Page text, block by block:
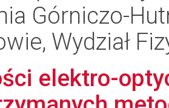
Górniczo-
Wydział
elektro-